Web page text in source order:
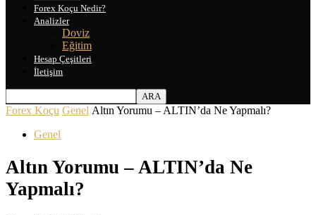
Forex Koçu Nedir?
Analizler
Doviz
Eğitim
Hesap Çeşitleri
İletişim
Forex Koçu Genel Altın Yorumu – ALTIN’da Ne Yapmalı?
Genel
Altın Yorumu – ALTIN’da Ne
Yapmalı?